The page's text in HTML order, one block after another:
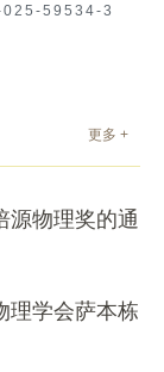
59534-3
更多 +
源物理奖的通
理学会萨本栋